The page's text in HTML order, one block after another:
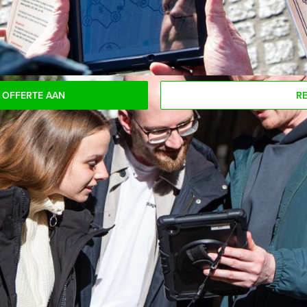
voor dit dagarrangement? Als u bereid bent voor
AAN